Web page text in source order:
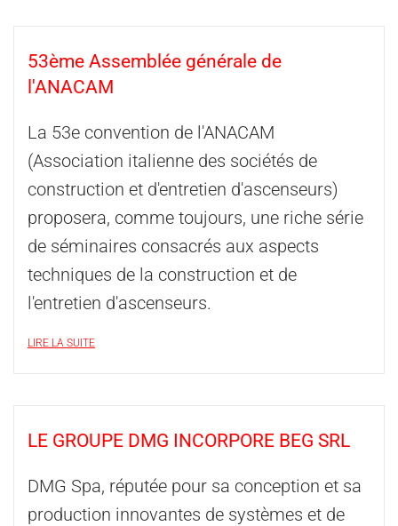
53ème Assemblée générale de
l'ANACAM
La 53e convention de l'ANACAM
(Association italienne des sociétés de
construction et d'entretien d'ascenseurs)
proposera, comme toujours, une riche série
de séminaires consacrés aux aspects
techniques de la construction et de
l'entretien d'ascenseurs.
LIRE LA SUITE
LE GROUPE DMG INCORPORE BEG SRL
DMG Spa, réputée pour sa conception et sa
production innovantes de systèmes et de